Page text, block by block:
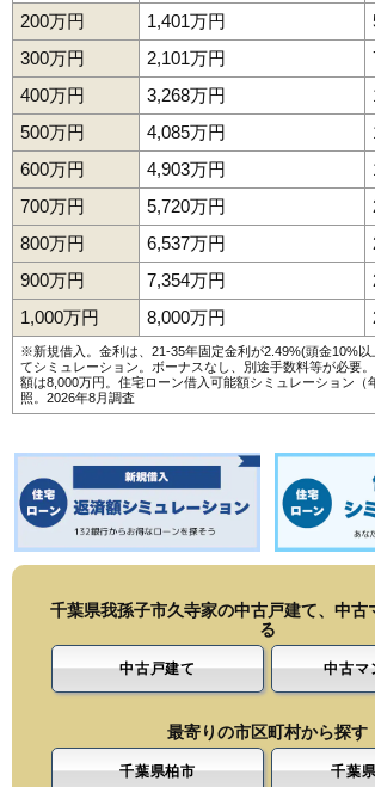
200万円
1,401万円
300万円
2,101万円
400万円
3,268万円
500万円
4,085万円
600万円
4,903万円
700万円
5,720万円
800万円
6,537万円
900万円
7,354万円
1,000万円
8,000万円
※新規借入。金利は、21-35年固定金利が2.49%(頭金10%以
てシミュレーション。ボーナスなし、別途手数料等が必要
額は8,000万円。 住宅ローン借入可能額シミュレーション（
照。2026年8月調査
千葉県我孫子市久寺家の中古戸建て、中古
る
中古戸建て 中古マ
最寄りの市区町村から探す
千葉県柏市 千葉